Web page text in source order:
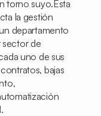
torno suyo.Esta
la gestión
departamento
sector de
uno de sus
bajas